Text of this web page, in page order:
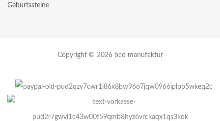
Geburtssteine
Copyright © 2026 bcd manufaktur